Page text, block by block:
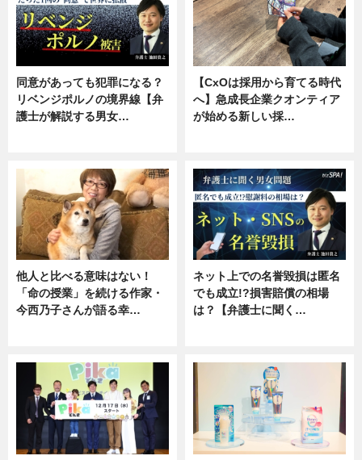
同意があっても犯罪になる？
リベンジポルノの境界線【弁
護士が解説する男女…
【CxOは採用から育てる時代
へ】急成長企業クオンティア
が始める新しい採…
他人と比べる意味はない！
「命の授業」を続ける作家・
今西乃子さんが語る幸…
ネット上での名誉毀損は匿名
でも成立!?損害賠償の相場
は？【弁護士に聞く…